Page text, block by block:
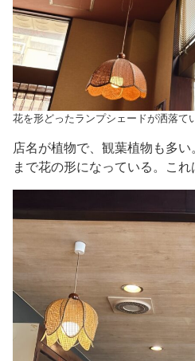
花を形どったランプシェードが洒落
店名が植物で、観葉植物も多
まで花の形になっている。こ